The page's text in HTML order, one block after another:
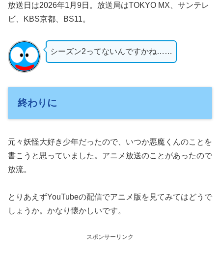
放送日は2026年1月9日。放送局はTOKYO MX、サンテレ
ビ、KBS京都、BS11。
シーズン2ってないんですかね……
終わりに
元々妖怪大好き少年だったので、いつか悪魔くんのことを
書こうと思っていました。アニメ放送のことがあったので
放流。
とりあえずYouTubeの配信でアニメ版を見てみてはどうで
しょうか。かなり懐かしいです。
スポンサーリンク